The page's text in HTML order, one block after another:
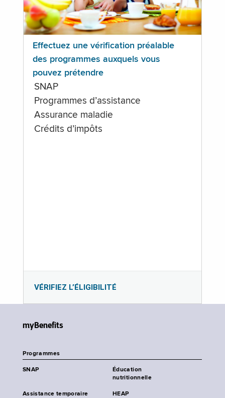
Effectuez une vérification préalable
des programmes auxquels vous
pouvez prétendre
SNAP
Programmes d’assistance
Assurance maladie
Crédits d’impôts
VÉRIFIEZ L’ÉLIGIBILITÉ
myBenefits
Programmes
SNAP
Éducation
nutritionnelle
Assistance temporaire HEAP